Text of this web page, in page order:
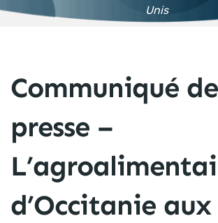
Unis
Communiqué de
presse –
d’Occitanie